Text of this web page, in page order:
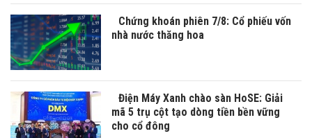
Chứng khoán phiên 7/8: Cổ phiếu vốn
nhà nước thăng hoa
Điện Máy Xanh chào sàn HoSE: Giải
mã 5 trụ cột tạo dòng tiền bền vững
cho cổ đông